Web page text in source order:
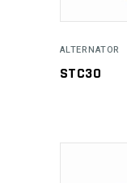
ALTERNATOR
STC30